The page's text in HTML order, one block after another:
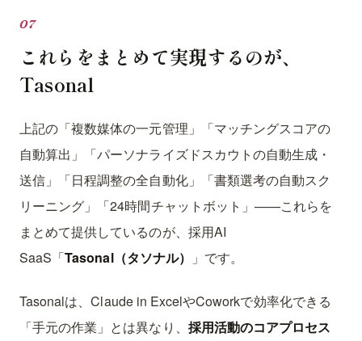
これらをまとめて実現するのが、
Tasonal
上記の「複数媒体の一元管理」「マッチングスコアの
自動算出」「パーソナライズドスカウトの自動生成・
送信」「日程調整の全自動化」「書類選考の自動スク
リーニング」「24時間チャットボット」——これらを
まとめて提供しているのが、採用AI
SaaS「Tasonal（タソナル） 」です。
Tasonalは、Claude in ExcelやCoworkで効率化できる
「手元の作業」とは異なり、 採用活動のコアプロセス